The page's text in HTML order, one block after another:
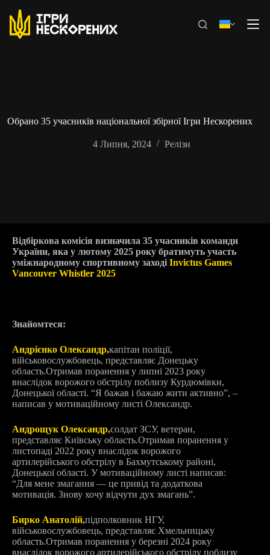
вмісту
Обрано 35 учасників національної збірної Ігри Нескорених
4 Липня, 2024 Релізи
Відбіркова комісія визначила 35 учасників команди
України, яка у лютому 2025 року братимуть участь
уміжнародному спортивному заході Invictus Games
Vancouver Whistler 2025
Знайомтеся:
Андрієнко Олександр,капітан поліції,
військовослужбовець, представляє Донецьку
область.Отримав поранення у липні 2023 року
внаслідок ворожого обстрілу поблизу Курдюмівки,
Донецької області. “Я бажав і бажаю жити активно”, –
написав у мотиваційному листі Олександр.
Андрощук Олександр,солдат ЗСУ, ветеран,
представляє Київську область.Отримав поранення у
листопаді 2022 року внаслідок ворожого
артилерійського обстрілу в Бахмутському районі,
Донецької області. У мотиваційному листі написав:
“Для мене змагання — це привід та додаткова
мотивація. Знову хочу відчути дух змагань”.
Бирко Анатолій,підполковник НГУ,
військовослужбовець, представляє Хмельницьку
область.Отримав поранення у березні 2024 року
внаслідок ворожого артилерійського обстрілу поблизу